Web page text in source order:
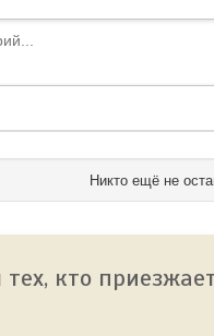
Никто ещё не
кто